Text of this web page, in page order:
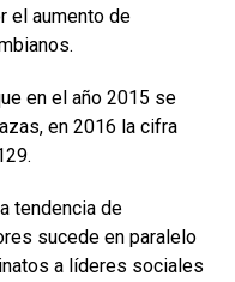
el aumento de
en el año 2015 se
en 2016 la cifra
tendencia de
sucede en paralelo
a líderes sociales